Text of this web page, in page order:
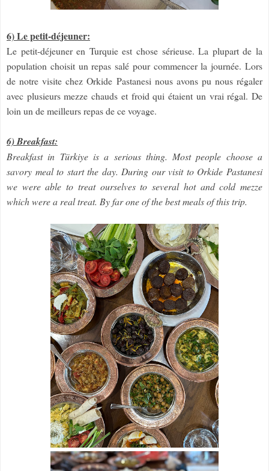
6) Le petit-déjeuner:
Le petit-déjeuner en Turquie est chose sérieuse. La plupart de la
population choisit un repas salé pour commencer la journée. Lors
de notre visite chez Orkide Pastanesi nous avons pu nous régaler
avec plusieurs mezze chauds et froid qui étaient un vrai régal. De
loin un de meilleurs repas de ce voyage.
6) Breakfast:
Breakfast in Türkiye is a serious thing. Most people choose a
savory meal to start the day. During our visit to Orkide Pastanesi
we were able to treat ourselves to several hot and cold mezze
which were a real treat. By far one of the best meals of this trip.